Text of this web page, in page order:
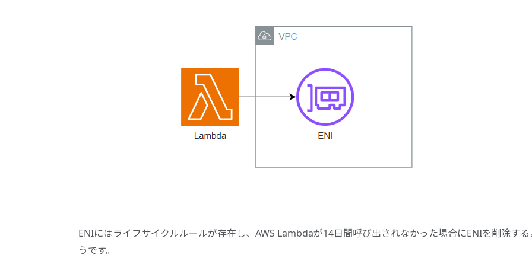
ENIにはライフサイクルルールが存在し、AWS Lambdaが14日間呼び出されなかった場合にENIを削除する
うです。